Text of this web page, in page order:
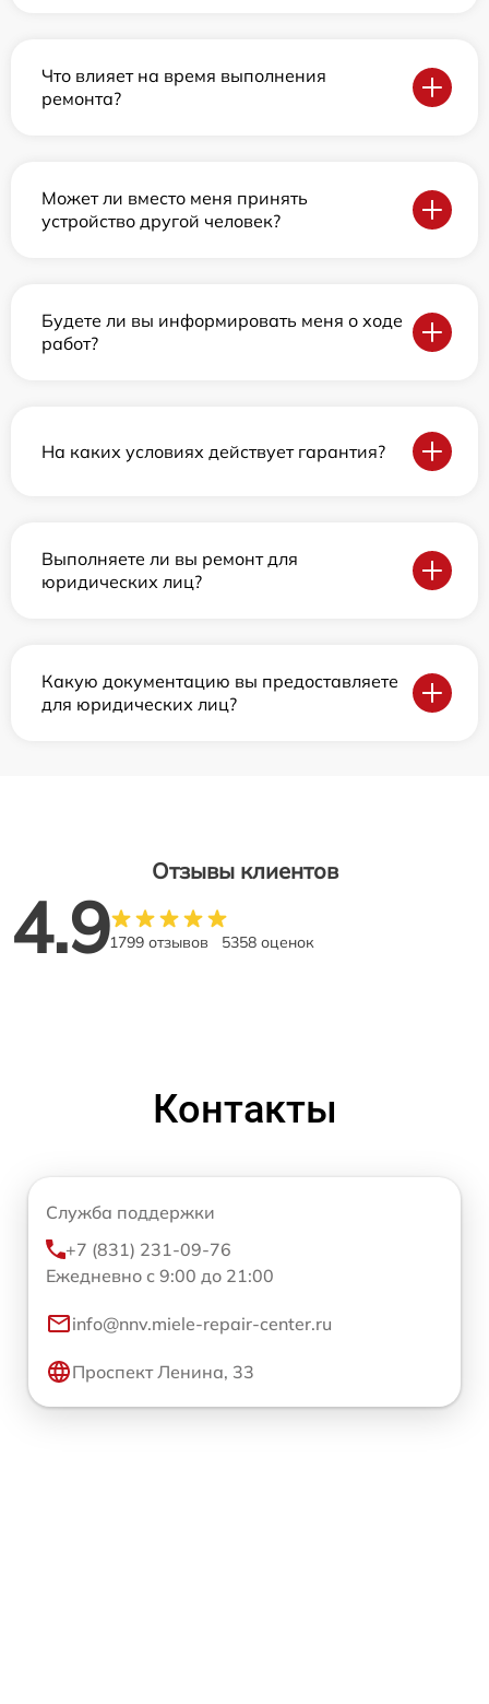
Что влияет на время выполнения
ремонта?
Может ли вместо меня принять
устройство другой человек?
Будете ли вы информировать меня о ходе
работ?
На каких условиях действует гарантия?
Выполняете ли вы ремонт для
юридических лиц?
Какую документацию вы предоставляете
для юридических лиц?
Отзывы клиентов
4.91799 отзывов 5358 оценок
Контакты
Служба поддержки
+7 (831) 231-09-76
Ежедневно с 9:00 до 21:00
info@nnv.miele-repair-center.ru
Проспект Ленина, 33